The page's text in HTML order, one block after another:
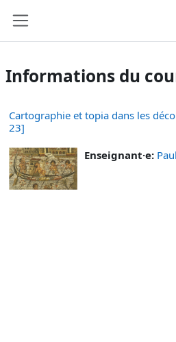
Informations du
Cartographie et topia dans les
23]
Enseignant·e: